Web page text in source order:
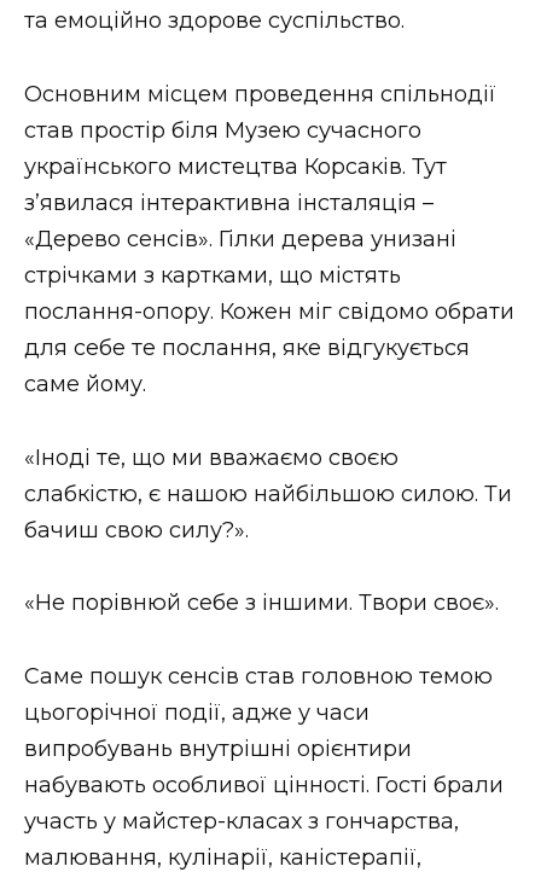
та емоційно здорове суспільство.
Основним місцем проведення спільнодії
став простір біля Музею сучасного
українського мистецтва Корсаків. Тут
з’явилася інтерактивна інсталяція –
«Дерево сенсів». Гілки дерева унизані
стрічками з картками, що містять
послання-опору. Кожен міг свідомо обрати
для себе те послання, яке відгукується
саме йому.
«Іноді те, що ми вважаємо своєю
слабкістю, є нашою найбільшою силою. Ти
бачиш свою силу?».
«Не порівнюй себе з іншими. Твори своє».
Саме пошук сенсів став головною темою
цьогорічної події, адже у часи
випробувань внутрішні орієнтири
набувають особливої цінності. Гості брали
участь у майстер-класах з гончарства,
малювання, кулінарії, каністерапії,